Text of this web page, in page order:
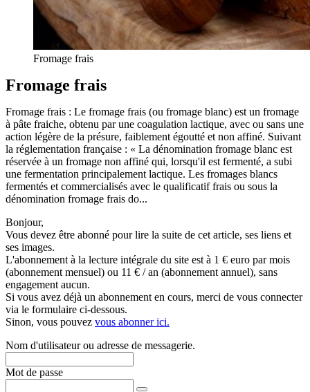
Fromage frais
Fromage frais
Fromage frais : Le fromage frais (ou fromage blanc) est un fromage
à pâte fraiche, obtenu par une coagulation lactique, avec ou sans une
action légère de la présure, faiblement égoutté et non affiné. Suivant
la réglementation française : « La dénomination fromage blanc est
réservée à un fromage non affiné qui, lorsqu'il est fermenté, a subi
une fermentation principalement lactique. Les fromages blancs
fermentés et commercialisés avec le qualificatif frais ou sous la
dénomination fromage frais do...
Bonjour,
Vous devez être abonné pour lire la suite de cet article, ses liens et
ses images.
L'abonnement à la lecture intégrale du site est à 1 € euro par mois
(abonnement mensuel) ou 11 € / an (abonnement annuel), sans
engagement aucun.
Si vous avez déjà un abonnement en cours, merci de vous connecter
via le formulaire ci-dessous.
Sinon, vous pouvez vous abonner ici.
Nom d'utilisateur ou adresse de messagerie.
Mot de passe